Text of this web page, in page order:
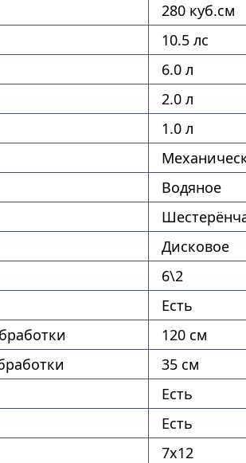
280 куб.см
10.5 лс
6.0 л
2.0 л
1.0 л
Водяное
Дисковое
6\2
Есть
120 см
35 см
Есть
Есть
7х12